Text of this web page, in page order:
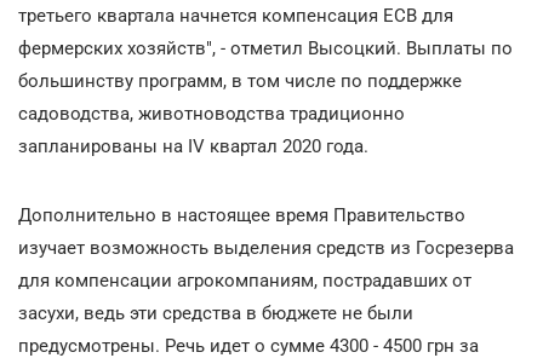
третьего квартала начнется компенсация ЕСВ для
фермерских хозяйств", - отметил Высоцкий. Выплаты по
большинству программ, в том числе по поддержке
садоводства, животноводства традиционно
запланированы на IV квартал 2020 года.
Дополнительно в настоящее время Правительство
изучает возможность выделения средств из Госрезерва
для компенсации агрокомпаниям, пострадавших от
засухи, ведь эти средства в бюджете не были
предусмотрены. Речь идет о сумме 4300 - 4500 грн за